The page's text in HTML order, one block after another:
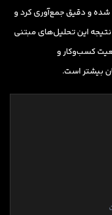
شده و دقیق جمع‌آوری کرد و
این تحلیل‌های مبتنی
کسب‌وکار و
بیشتر است.